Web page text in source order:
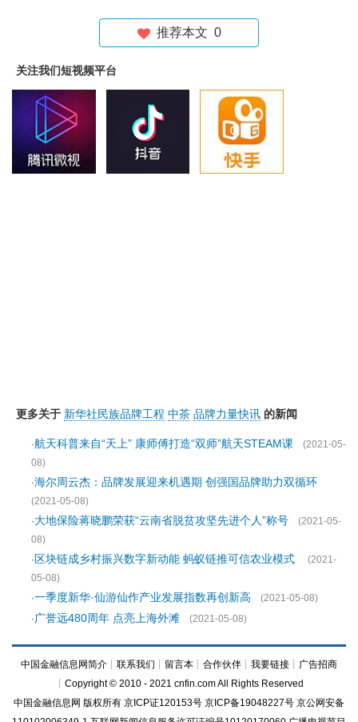
推荐本文 0
关注我们短视频平台
更多关于 新华社民族品牌工程 中茶 品牌力量快讯 的新闻
·航天科普来自“天上” 康师傅打造“双师”航天STEAM课
(2021-05-
08)
·海尔周云杰：品牌发展迎来机遇期 创强国品牌助力双循环
(2021-05-08)
·大地保险蒋晓鹏荣获“云南省脱贫攻坚先进个人”称号
(2021-05-
08)
· 区块链成乡村振兴数字新动能 蚂蚁链推可信农业模式
(2021-
05-08)
·一季度新华·仙游仙作产业发展指数再创新高
(2021-05-08)
· 广誉远480周年 点亮上海外滩 (2021-05-08)
中国金融信息网简介 ┊ 联系我们 ┊ 留言本 ┊ 合作伙伴 ┊ 我要链接 ┊ 广告招商
┊Copyright © 2010 - 2021 cnfin.com All Rights Reserved
中国金融信息网 版权所有 京ICP证120153号 京ICP备19048227号 京公网安备